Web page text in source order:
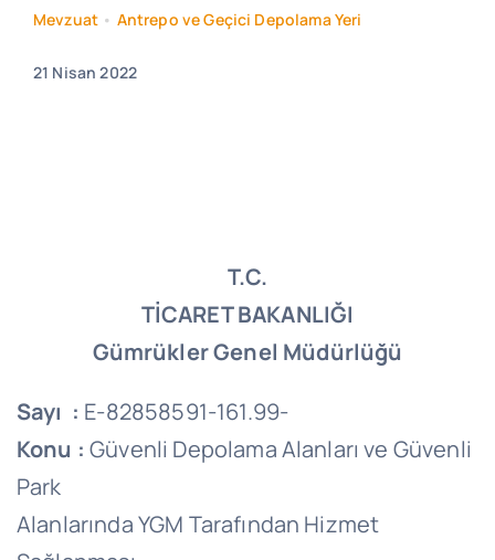
Mevzuat • Antrepo ve Geçici Depolama Yeri
21 Nisan 2022
T.C.
TİCARET BAKANLIĞI
Gümrükler Genel Müdürlüğü
Sayı : E-82858591-161.99-
Konu : Güvenli Depolama Alanları ve Güvenli
Park
Alanlarında YGM Tarafından Hizmet